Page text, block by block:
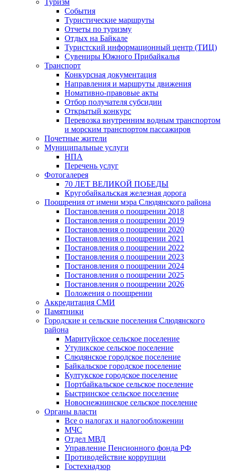
Туризм
События
Туристические маршруты
Отчеты по туризму
Отдых на Байкале
Туристский информационный центр (ТИЦ)
Сувениры Южного Прибайкалья
Транспорт
Конкурсная документация
Направления и маршруты движения
Номативно-правовые акты
Отбор получателя субсидии
Открытый конкурс
Перевозка внутренним водным транспортом
и морским транспортом пассажиров
Почетные жители
Муниципальные услуги
НПА
Перечень услуг
Фотогалерея
70 ЛЕТ ВЕЛИКОЙ ПОБЕДЫ
Кругобайкальская железная дорога
Поощрения от имени мэра Слюдянского района
Постановления о поощрении 2018
Постановления о поощрении 2019
Постановления о поощрении 2020
Постановления о поощрении 2021
Постановления о поощрении 2022
Постановления о поощрении 2023
Постановления о поощрении 2024
Постановления о поощрении 2025
Постановления о поощрении 2026
Положения о поощрении
Аккредитация СМИ
Памятники
Городские и сельские поселения Слюдянского
района
Маритуйское сельское поселение
Утуликское сельское поселение
Слюдянское городское поселение
Байкальское городское поселение
Култукское городское поселение
Портбайкальское сельское поселение
Быстринское сельское поселение
Новоснежнинское сельское поселение
Органы власти
Все о налогах и налогообложении
МЧС
Отдел МВД
Управление Пенсионного фонда РФ
Противодействие коррупции
Гостехнадзор